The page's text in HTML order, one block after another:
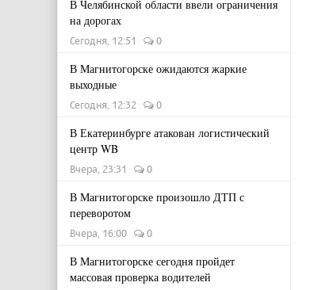
В Челябинской области ввели ограничения
на дорогах
Сегодня, 12:51 0
В Магнитогорске ожидаются жаркие
выходные
Сегодня, 12:32 0
В Екатеринбурге атакован логистический
центр WB
Вчера, 23:31 0
В Магнитогорске произошло ДТП с
переворотом
Вчера, 16:00 0
В Магнитогорске сегодня пройдет
массовая проверка водителей